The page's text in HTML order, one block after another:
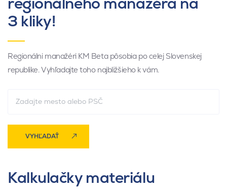
3 kliky!
Regionálni manažéri KM Beta pôsobia po celej Slovenskej
republike. Vyhľadajte toho najbližšieho k vám.
VYHĽADAŤ
Kalkulačky materiálu